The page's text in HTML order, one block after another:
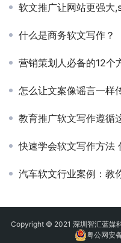
软文推广让网站更强大
什么是商务软文写作？
营销策划人必备的12个
怎么让文案像谣言一样
教育推广软文写作遵循
快速学会软文写作方法
汽车软文行业案例：教
Copyright © 2021 深圳智汇蓝媒
粤公网安